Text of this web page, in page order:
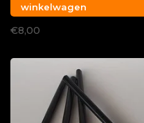
winkelwagen
€8,00